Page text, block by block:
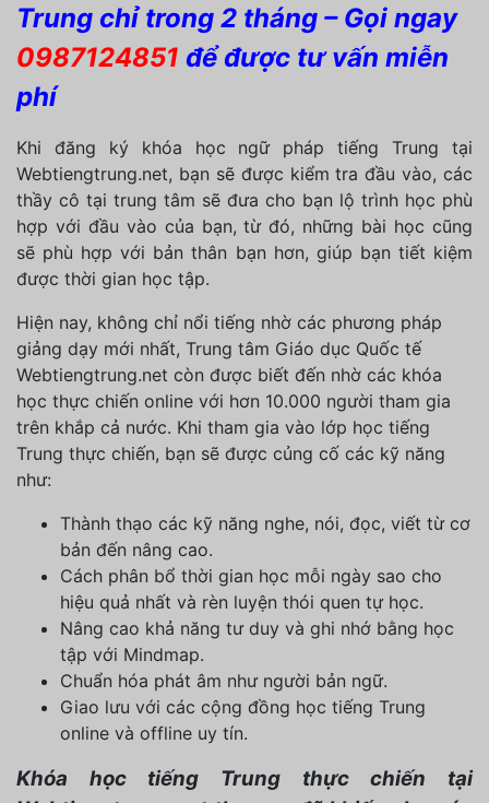
Trung chỉ trong 2 tháng – Gọi ngay
0987124851 để được tư vấn miễn
phí
Khi đăng ký khóa học ngữ pháp tiếng Trung tại
Webtiengtrung.net, bạn sẽ được kiểm tra đầu vào, các
thầy cô tại trung tâm sẽ đưa cho bạn lộ trình học phù
hợp với đầu vào của bạn, từ đó, những bài học cũng
sẽ phù hợp với bản thân bạn hơn, giúp bạn tiết kiệm
được thời gian học tập.
Hiện nay, không chỉ nổi tiếng nhờ các phương pháp
giảng dạy mới nhất, Trung tâm Giáo dục Quốc tế
Webtiengtrung.net còn được biết đến nhờ các khóa
học thực chiến online với hơn 10.000 người tham gia
trên khắp cả nước. Khi tham gia vào lớp học tiếng
Trung thực chiến, bạn sẽ được củng cố các kỹ năng
như:
Thành thạo các kỹ năng nghe, nói, đọc, viết từ cơ
bản đến nâng cao.
Cách phân bổ thời gian học mỗi ngày sao cho
hiệu quả nhất và rèn luyện thói quen tự học.
Nâng cao khả năng tư duy và ghi nhớ bằng học
tập với Mindmap.
Chuẩn hóa phát âm như người bản ngữ.
Giao lưu với các cộng đồng học tiếng Trung
online và offline uy tín.
Khóa học tiếng Trung thực chiến tại